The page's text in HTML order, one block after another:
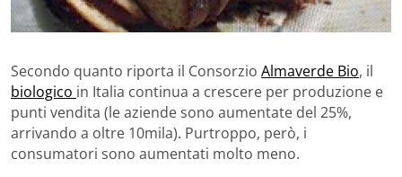
Secondo quanto riporta il Consorzio Almaverde Bio, il
biologico in Italia continua a crescere per produzione e
punti vendita (le aziende sono aumentate del 25%,
arrivando a oltre 10mila). Purtroppo, però, i
consumatori sono aumentati molto meno.